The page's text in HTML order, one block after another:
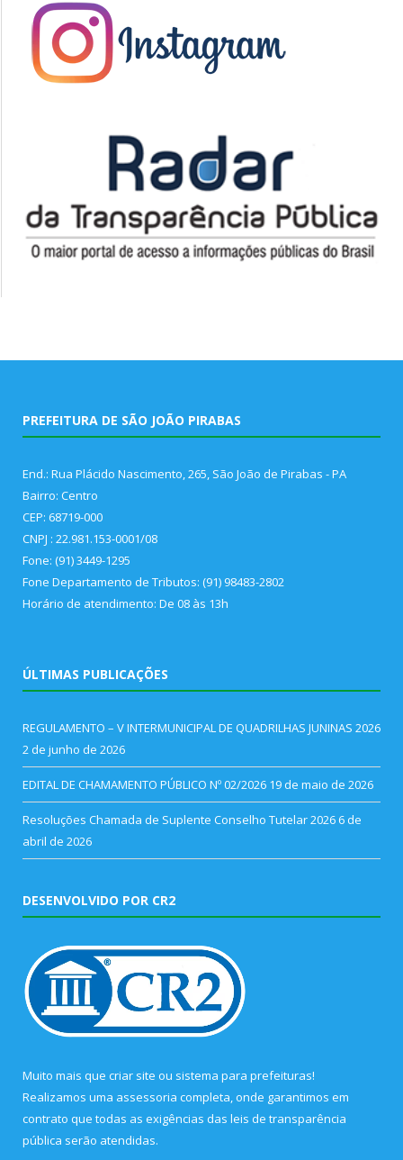
PREFEITURA DE SÃO JOÃO PIRABAS
End.: Rua Plácido Nascimento, 265, São João de Pirabas - PA
Bairro: Centro
CEP: 68719-000
CNPJ : 22.981.153-0001/08
Fone: (91) 3449-1295
Fone Departamento de Tributos: (91) 98483-2802
Horário de atendimento: De 08 às 13h
ÚLTIMAS PUBLICAÇÕES
REGULAMENTO – V INTERMUNICIPAL DE QUADRILHAS JUNINAS 2026
2 de junho de 2026
EDITAL DE CHAMAMENTO PÚBLICO Nº 02/2026 19 de maio de 2026
Resoluções Chamada de Suplente Conselho Tutelar 2026 6 de
abril de 2026
DESENVOLVIDO POR CR2
Muito mais que criar site ou sistema para prefeituras!
Realizamos uma assessoria completa, onde garantimos em
contrato que todas as exigências das leis de transparência
pública serão atendidas.